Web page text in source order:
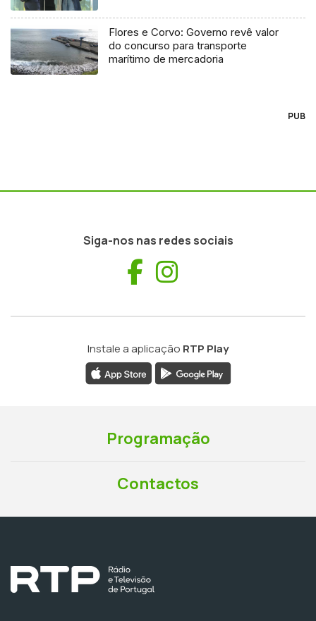
Flores e Corvo: Governo revê valor
do concurso para transporte
marítimo de mercadoria
PUB
Siga-nos nas redes sociais
Facebook
Instale a aplicação RTP Play
Programação
Contactos